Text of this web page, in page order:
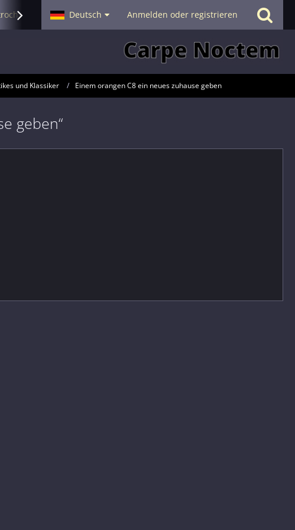
- Smalltalk Hilfe
Deutsch Anmelden oder registrieren
und Klassiker Einem orangen C8 ein neues zuhause geben
geben“